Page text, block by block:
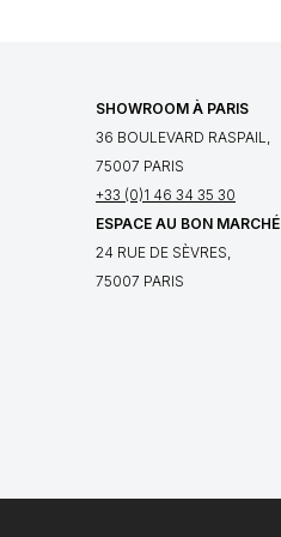
SHOWROOM À PARIS
36 BOULEVARD RASPAIL,
75007 PARIS
+33 (0)1 46 34 35 30
ESPACE AU BON MARCHÉ
24 RUE DE SÈVRES,
75007 PARIS